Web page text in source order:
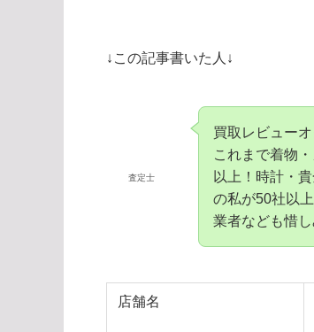
↓この記事書いた人↓
査定士
買取レビュー
これまで着物
以上！時計・
の私が50社以
業者なども惜
店舗名